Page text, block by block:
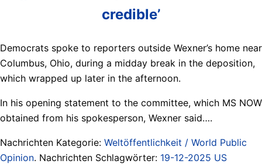
credible’
Democrats spoke to reporters outside Wexner’s home near
Columbus, Ohio, during a midday break in the deposition,
which wrapped up later in the afternoon.
In his opening statement to the committee, which MS NOW
obtained from his spokesperson, Wexner said….
Nachrichten Kategorie: Weltöffentlichkeit / World Public
Opinion. Nachrichten Schlagwörter: 19-12-2025 US